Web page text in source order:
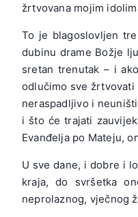
žrtvovana mojim
To je blagoslovljen
dubinu drame Božje
sretan trenutak – i
odlučimo sve žrtvovati
neraspadljivo i
i što će trajati
Evanđelja po Mateju,
U sve dane, i dobre i
kraja, do svršetka
neprolaznog, vječnog